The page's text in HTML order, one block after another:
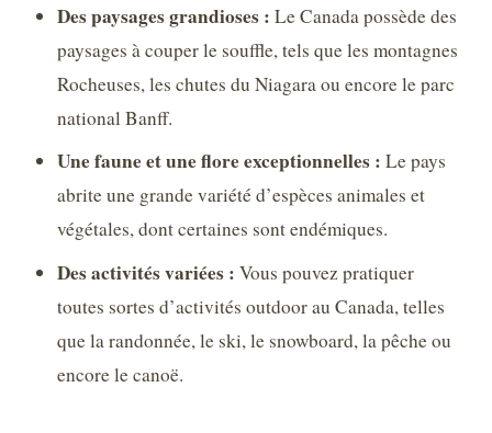
Des paysages grandioses : Le Canada possède des
paysages à couper le souffle, tels que les montagnes
Rocheuses, les chutes du Niagara ou encore le parc
national Banff.
Une faune et une flore exceptionnelles : Le pays
abrite une grande variété d’espèces animales et
végétales, dont certaines sont endémiques.
Des activités variées : Vous pouvez pratiquer
toutes sortes d’activités outdoor au Canada, telles
que la randonnée, le ski, le snowboard, la pêche ou
encore le canoë.